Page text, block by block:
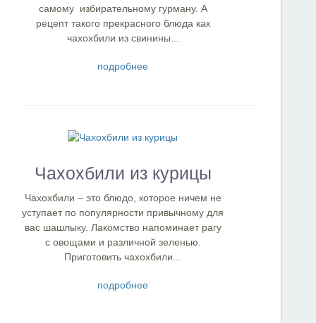
самому избирательному гурману. А
рецепт такого прекрасного блюда как
чахохбили из свинины...
подробнее
Чахохбили из курицы
Чахохбили – это блюдо, которое ничем не
уступает по популярности привычному для
вас шашлыку. Лакомство напоминает рагу
с овощами и различной зеленью.
Приготовить чахохбили...
подробнее